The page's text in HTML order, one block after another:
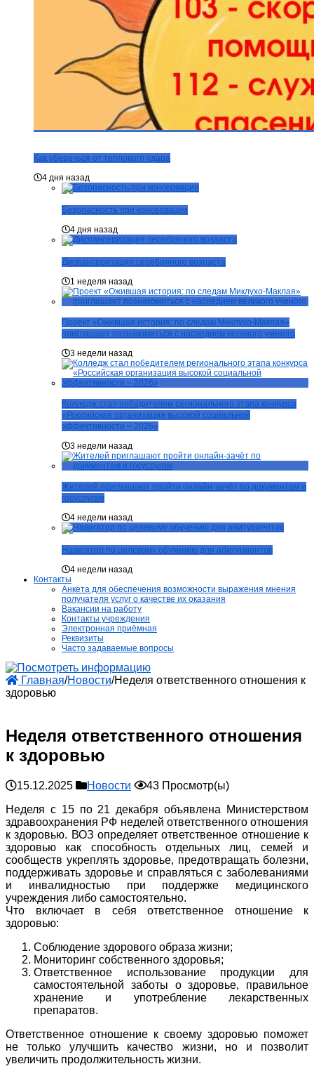
Как уберечься от теплового удара
4 дня назад
Безопасность при консервации
4 дня назад
Диспансеризация серебряного возраста
1 неделя назад
Проект «Ожившая история: по следам Миклухо-Маклая»
приглашает познакомиться с наследием великого ученого
3 недели назад
Колледж стал победителем регионального этапа конкурса
«Российская организация высокой социальной
эффективности – 2026»
3 недели назад
Жителей приглашают пройти онлайн-зачёт по документам и
госуслугам
4 недели назад
Навигатор по целевому обучению для абитуриентов
4 недели назад
Контакты
Анкета для обеспечения возможности выражения мнения
получателя услуг о качестве их оказания
Вакансии на работу
Контакты учреждения
Электронная приёмная
Реквизиты
Часто задаваемые вопросы
Главная/Новости/Неделя ответственного отношения к
здоровью
Неделя ответственного отношения
к здоровью
15.12.2025 Новости
43 Просмотр(ы)
Неделя с 15 по 21 декабря объявлена Министерством
здравоохранения РФ неделей ответственного отношения
к здоровью. ВОЗ определяет ответственное отношение к
здоровью как способность отдельных лиц, семей и
сообществ укреплять здоровье, предотвращать болезни,
поддерживать здоровье и справляться с заболеваниями
и инвалидностью при поддержке медицинского
учреждения либо самостоятельно.
Что включает в себя ответственное отношение к
здоровью:
Соблюдение здорового образа жизни;
Мониторинг собственного здоровья;
Ответственное использование продукции для
самостоятельной заботы о здоровье, правильное
хранение и употребление лекарственных
препаратов.
Ответственное отношение к своему здоровью поможет
не только улучшить качество жизни, но и позволит
увеличить продолжительность жизни.